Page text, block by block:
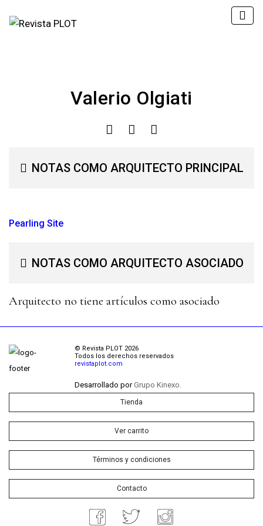
Valerio Olgiati
NOTAS COMO ARQUITECTO PRINCIPAL
Pearling Site
NOTAS COMO ARQUITECTO ASOCIADO
Arquitecto no tiene artículos como asociado
© Revista PLOT 2026
Todos los derechos reservados
revistaplot.com
Desarrollado porGrupo Kinexo.
Tienda
Ver carrito
Términos y condiciones
Contacto